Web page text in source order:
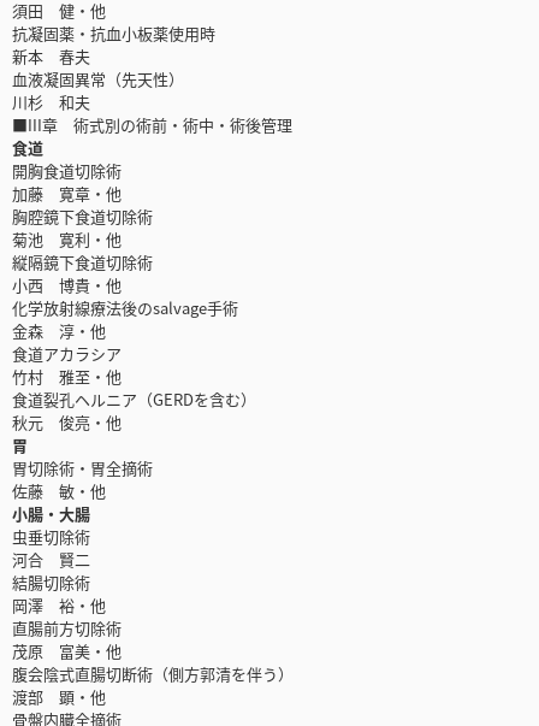
須田 健・他
抗凝固薬・抗血小板薬使用時
新本 春夫
血液凝固異常（先天性）
川杉 和夫
■III章 術式別の術前・術中・術後管理
食道
開胸食道切除術
加藤 寛章・他
胸腔鏡下食道切除術
菊池 寛利・他
縦隔鏡下食道切除術
小西 博貴・他
化学放射線療法後のsalvage手術
金森 淳・他
食道アカラシア
竹村 雅至・他
食道裂孔ヘルニア（GERDを含む）
秋元 俊亮・他
胃
胃切除術・胃全摘術
佐藤 敏・他
小腸・大腸
虫垂切除術
河合 賢二
結腸切除術
岡澤 裕・他
直腸前方切除術
茂原 富美・他
腹会陰式直腸切断術（側方郭清を伴う）
渡部 顕・他
骨盤内臓全摘術